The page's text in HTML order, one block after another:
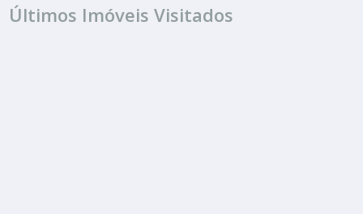
Últimos Imóveis Visitados